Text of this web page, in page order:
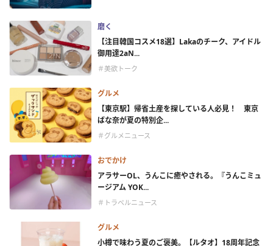
磨く
【注目韓国コスメ18選】Lakaのチーク、アイドル
御用達2aN...
＃美欲トーク
グルメ
【東京駅】帰省土産を探している人必見！ 東京
ばな奈が夏の特別企...
＃グルメニュース
おでかけ
アラサーOL、うんこに癒やされる。『うんこミュ
ージアム YOK...
＃トラベルニュース
グルメ
小樽で味わう夏のご褒美。【ルタオ】18周年記念